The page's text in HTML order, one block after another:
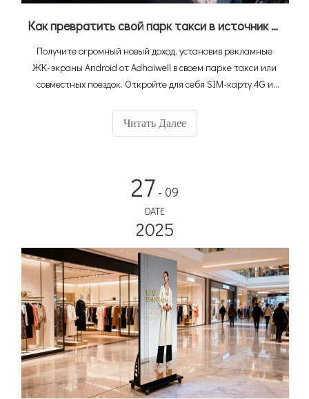
Как превратить свой парк такси в источник дохода с помощью ЖК-рекламных экранов Android (полное руководство на 2026 год)
Получите огромный новый доход, установив рекламные
ЖК-экраны Android от Adhaiwell в своем парке такси или
совместных поездок. Откройте для себя SIM-карту 4G и
автомобильных мультимедийных данных.
Читать Далее
27 - 09
DATE
2025